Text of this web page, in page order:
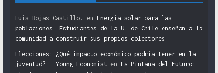
Luis Rojas Castillo. en Energía solar para las
poblaciones. Estudiantes de la U. de Chile enseñan a la
comunidad a construir sus propios colectores
Elecciones: ¿Qué impacto económico podría tener en la
juventud? – Young Economist en La Pintana del Futuro: